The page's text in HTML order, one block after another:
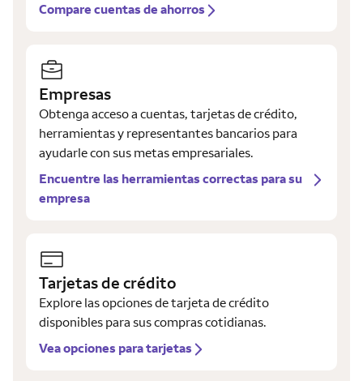
Compare cuentas de ahorros
Empresas
Obtenga acceso a cuentas, tarjetas de crédito,
herramientas y representantes bancarios para
ayudarle con sus metas empresariales.
Encuentre las herramientas correctas para su
empresa
Tarjetas de crédito
Explore las opciones de tarjeta de crédito
disponibles para sus compras cotidianas.
Vea opciones para tarjetas